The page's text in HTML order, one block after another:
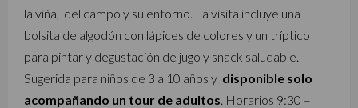
la viña, del campo y su entorno. La visita incluye una
bolsita de algodón con lápices de colores y un tríptico
para pintar y degustación de jugo y snack saludable.
Sugerida para niños de 3 a 10 años y disponible solo
acompañando un tour de adultos . Horarios 9:30 –